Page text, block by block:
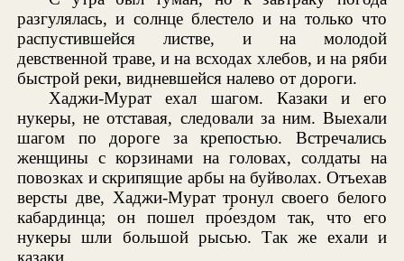
разгулялась, и солнце блестело и на только что
распустившейся листве, и на молодой
девственной траве, и на всходах хлебов, и на ряби
быстрой реки, видневшейся налево от дороги.
Хаджи-Мурат ехал шагом. Казаки и его
нукеры, не отставая, следовали за ним. Выехали
шагом по дороге за крепостью. Встречались
женщины с корзинами на головах, солдаты на
повозках и скрипящие арбы на буйволах. Отъехав
версты две, Хаджи-Мурат тронул своего белого
кабардинца; он пошел про́ездом так, что его
нукеры шли большой рысью. Так же ехали и
казаки.